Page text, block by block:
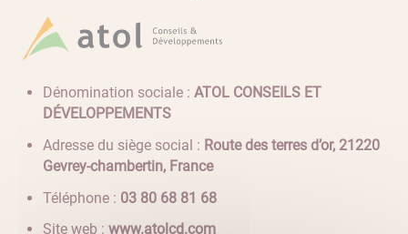
Dénomination sociale :ATOL CONSEILS ET
DÉVELOPPEMENTS
Adresse du siège social : Route des terres d’or, 21220
Gevrey-chambertin, France
Téléphone : 86 18 86 08 30
Site web : www.atolcd.com